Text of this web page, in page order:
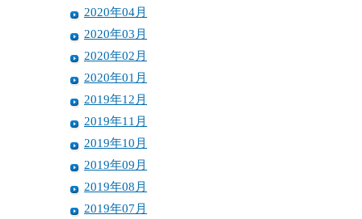
2020年04月
2020年03月
2020年02月
2020年01月
2019年12月
2019年11月
2019年10月
2019年09月
2019年08月
2019年07月